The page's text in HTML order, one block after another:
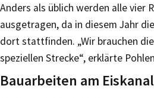
Anders als üblich werden alle vier
ausgetragen, da in diesem Jahr
dort stattfinden. „Wir brauchen
speziellen Strecke“, erklärte
Bauarbeiten am Eiskanal